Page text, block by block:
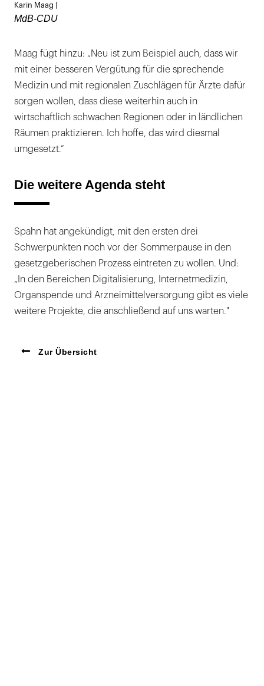
Karin Maag |
MdB-CDU
Maag fügt hinzu: „Neu ist zum Beispiel auch, dass wir
mit einer besseren Vergütung für die sprechende
Medizin und mit regionalen Zuschlägen für Ärzte dafür
sorgen wollen, dass diese weiterhin auch in
wirtschaftlich schwachen Regionen oder in ländlichen
Räumen praktizieren. Ich hoffe, das wird diesmal
umgesetzt.“
Die weitere Agenda steht
Spahn hat angekündigt, mit den ersten drei
Schwerpunkten noch vor der Sommerpause in den
gesetzgeberischen Prozess eintreten zu wollen. Und:
„In den Bereichen Digitalisierung, Internetmedizin,
Organspende und Arzneimittelversorgung gibt es viele
weitere Projekte, die anschließend auf uns warten."
Zur Übersicht